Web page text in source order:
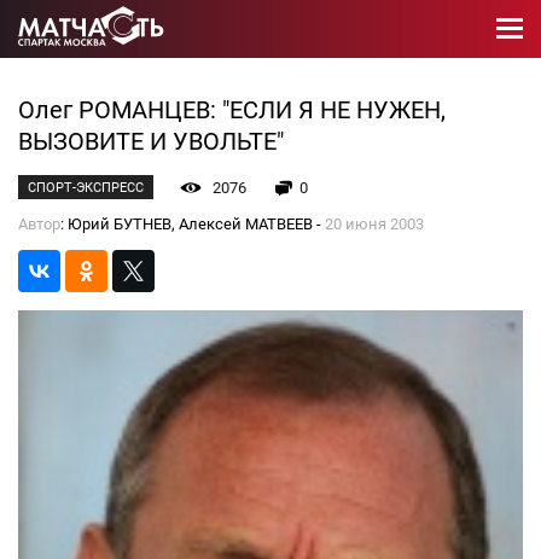
Олег РОМАНЦЕВ: "ЕСЛИ Я НЕ НУЖЕН,
ВЫЗОВИТЕ И УВОЛЬТЕ"
СПОРТ-ЭКСПРЕСС 2076
0
Автор: Юрий БУТНЕВ, Алексей МАТВЕЕВ - 20 июня 2003